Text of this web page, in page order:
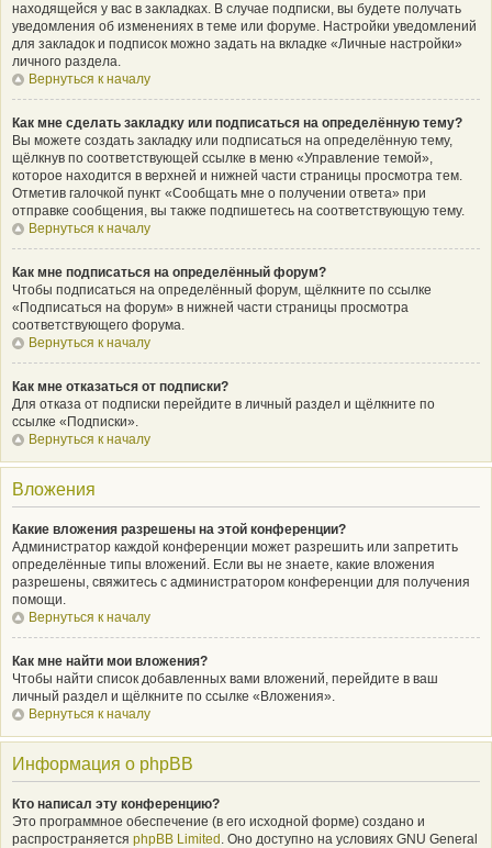
находящейся у вас в закладках. В случае подписки, вы будете получать
уведомления об изменениях в теме или форуме. Настройки уведомлений
для закладок и подписок можно задать на вкладке «Личные настройки»
личного раздела.
Вернуться к началу
Как мне сделать закладку или подписаться на определённую тему?
Вы можете создать закладку или подписаться на определённую тему,
щёлкнув по соответствующей ссылке в меню «Управление темой»,
которое находится в верхней и нижней части страницы просмотра тем.
Отметив галочкой пункт «Сообщать мне о получении ответа» при
отправке сообщения, вы также подпишетесь на соответствующую тему.
Вернуться к началу
Как мне подписаться на определённый форум?
Чтобы подписаться на определённый форум, щёлкните по ссылке
«Подписаться на форум» в нижней части страницы просмотра
соответствующего форума.
Вернуться к началу
Как мне отказаться от подписки?
Для отказа от подписки перейдите в личный раздел и щёлкните по
ссылке «Подписки».
Вернуться к началу
Вложения
Какие вложения разрешены на этой конференции?
Администратор каждой конференции может разрешить или запретить
определённые типы вложений. Если вы не знаете, какие вложения
разрешены, свяжитесь с администратором конференции для получения
помощи.
Вернуться к началу
Как мне найти мои вложения?
Чтобы найти список добавленных вами вложений, перейдите в ваш
личный раздел и щёлкните по ссылке «Вложения».
Вернуться к началу
Информация о phpBB
Кто написал эту конференцию?
Это программное обеспечение (в его исходной форме) создано и
распространяется phpBB Limited . Оно доступно на условиях GNU General